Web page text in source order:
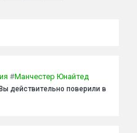
#Манчестер Юнайтед
действительно поверили в